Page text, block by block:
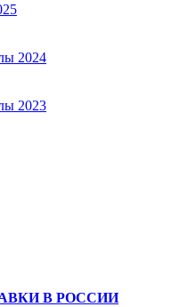
2024
2023
В РОССИИ